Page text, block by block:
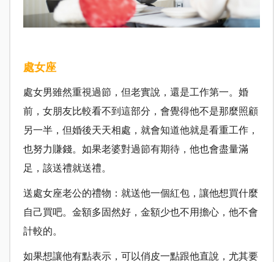
處女座
處女男雖然重視過節，但老實說，還是工作第一。婚
前，女朋友比較看不到這部分，會覺得他不是那麼照顧
另一半，但婚後天天相處，就會知道他就是看重工作，
也努力賺錢。如果老婆對過節有期待，他也會盡量滿
足，該送禮就送禮。
送處女座老公的禮物：就送他一個紅包，讓他想買什麼
自己買吧。金額多固然好，金額少也不用擔心，他不會
計較的。
如果想讓他有點表示，可以俏皮一點跟他直說，尤其要